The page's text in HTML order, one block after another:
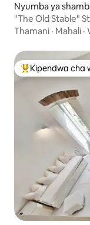
Nyumba ya
"The Old Stable"
Thamani · Mahali ·
Kipendwa
Kipendwa cha